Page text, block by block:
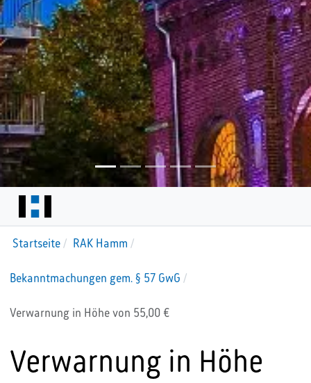
Startseite RAK Hamm
Bekanntmachungen gem. § 57 GwG
Verwarnung in Höhe von 55,00 €
Verwarnung in Höhe